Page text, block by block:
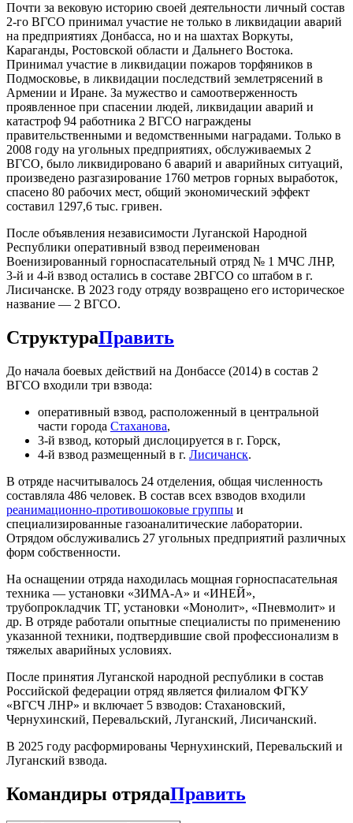
Почти за вековую историю своей деятельности личный состав
2-го ВГСО принимал участие не только в ликвидации аварий
на предприятиях Донбасса, но и на шахтах Воркуты,
Караганды, Ростовской области и Дальнего Востока.
Принимал участие в ликвидации пожаров торфяников в
Подмосковье, в ликвидации последствий землетрясений в
Армении и Иране. За мужество и самоотверженность
проявленное при спасении людей, ликвидации аварий и
катастроф 94 работника 2 ВГСО награждены
правительственными и ведомственными наградами. Только в
2008 году на угольных предприятиях, обслуживаемых 2
ВГСО, было ликвидировано 6 аварий и аварийных ситуаций,
произведено разгазирование 1760 метров горных выработок,
спасено 80 рабочих мест, общий экономический эффект
составил 1297,6 тыс. гривен.
После объявления независимости Луганской Народной
Республики оперативный взвод переименован
Военизированный горноспасательный отряд № 1 МЧС ЛНР,
3-й и 4-й взвод остались в составе 2ВГСО со штабом в г.
Лисичанске. В 2023 году отряду возвращено его историческое
название — 2 ВГСО.
СтруктураПравить
До начала боевых действий на Донбассе (2014) в состав 2
ВГСО входили три взвода:
оперативный взвод, расположенный в центральной
части города Стаханова,
3-й взвод, который дислоцируется в г. Горск,
4-й взвод размещенный в г. Лисичанск.
В отряде насчитывалось 24 отделения, общая численность
составляла 486 человек. В состав всех взводов входили
реанимационно-противошоковые группы и
специализированные газоаналитические лаборатории.
Отрядом обслуживались 27 угольных предприятий различных
форм собственности.
На оснащении отряда находилась мощная горноспасательная
техника — установки «ЗИМА-А» и «ИНЕЙ»,
трубопрокладчик ТГ, установки «Монолит», «Пневмолит» и
др. В отряде работали опытные специалисты по применению
указанной техники, подтвердившие свой профессионализм в
тяжелых аварийных условиях.
После принятия Луганской народной республики в состав
Российской федерации отряд является филиалом ФГКУ
«ВГСЧ ЛНР» и включает 5 взводов: Стахановский,
Чернухинский, Перевальский, Луганский, Лисичанский.
В 2025 году расформированы Чернухинский, Перевальский и
Луганский взвода.
Командиры отрядаПравить